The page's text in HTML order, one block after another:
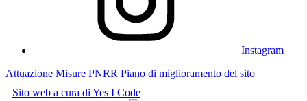
Instagram
Attuazione Misure PNRR Piano di miglioramento del sito
Sito web a cura di Yes I Code